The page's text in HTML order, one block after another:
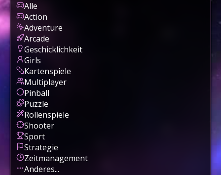
Alle
Action
Adventure
Arcade
Geschicklichkeit
Girls
Kartenspiele
Multiplayer
Pinball
Puzzle
Rollenspiele
Shooter
Sport
Strategie
Zeitmanagement
Anderes...